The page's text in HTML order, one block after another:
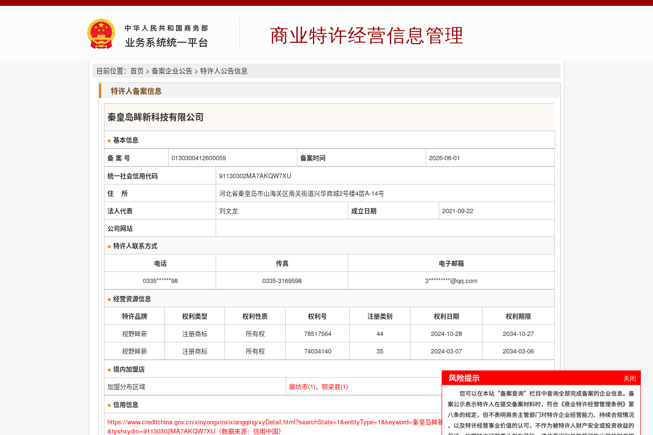
商业特许经营信息管理
目前位置： 首页 > 备案企业公告 > 特许人公告信息
特许人备案信息
秦皇岛眸新科技有限公司
● 基本信息
备 案 号
0130300412600059 备案时间
2026-06-01
统一社会信用代码
91130302MA7AKQW7XU
住 所
河北省秦皇岛市山海关区南关街道兴华商城2号楼4层A-14号
法人代表
刘文龙 成立日期
2021-09-22
公司网站
● 特许人联系方式
电话
传真
电子邮箱
0335******98
0335-3169598
3*********@qq.com
● 经营资源信息
特许品牌
权利类型 权利性质 权利号 注册类别 权利日期
权利期限
视野眸新
注册商标 所有权 78517564 44 2024-10-28
2034-10-27
视野眸新
注册商标 所有权 74034140 35 2024-03-07
2034-03-06
● 境内加盟店
加盟分布区域
廊坊市(1)， 铜梁县(1)
● 信用信息
https://www.creditchina.gov.cn/xinyongxinxixiangqing/xyDetail.html?searchState=1&entityType=1&keyword=秦皇岛眸新科技有限公司
&tyshxydm=91130302MA7AKQW7XU（数据来源：信用中国）
关闭